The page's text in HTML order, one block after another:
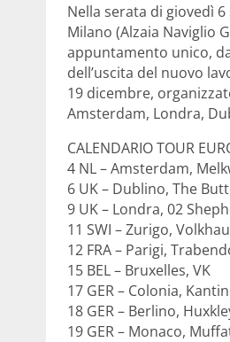
Nella serata di giovedì
Milano (Alzaia Naviglio
appuntamento unico,
dell’uscita del nuovo
19 dicembre,
Amsterdam, Londra,
CALENDARIO TOUR
4 NL – Amsterdam,
6 UK – Dublino, The
9 UK – Londra, 02
11 SWI – Zurigo,
12 FRA – Parigi,
15 BEL – Bruxelles, VK
17 GER – Colonia,
18 GER – Berlino,
19 GER – Monaco,